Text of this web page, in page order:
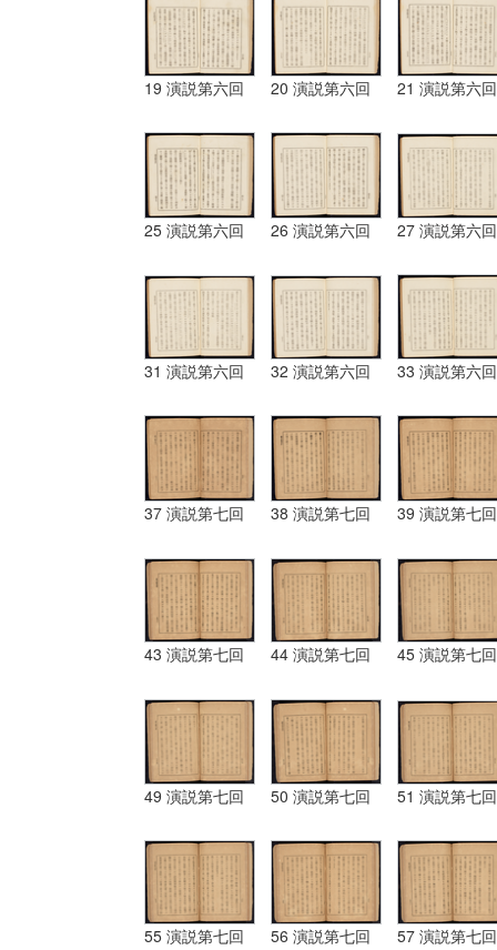
19 演説第六回 20 演説第六回 21 演説第六回
25 演説第六回 26 演説第六回 27 演説第六回
31 演説第六回 32 演説第六回 33 演説第六回
37 演説第七回 38 演説第七回 39 演説第七回
43 演説第七回 44 演説第七回 45 演説第七回
49 演説第七回 50 演説第七回 51 演説第七回
55 演説第七回 56 演説第七回 57 演説第七回